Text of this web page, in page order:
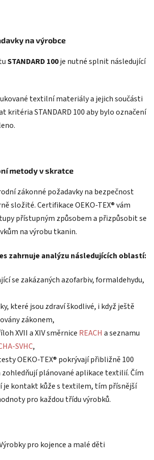
na výrobce
STANDARD 100je nutné splnit následující
textilní materiály a jejich součásti
kritéria STANDARD 100 aby bylo označení
metody v skratce
zákonné požadavky na bezpečnost
složité. Certifikace OEKO-TEX® vám
přístupným způsobem a přizpůsobit se
na výrobu tkanin.
zahrnuje analýzu následujících oblastí:
se zakázaných azofarbiv, formaldehydu,
které jsou zdraví škodlivé, i když ještě
zákonem,
XVII a XIV směrnice REACH a seznamu
SVHC,
OEKO-TEX® pokrývají přibližně 100
plánované aplikace textilií. Čím
je kontakt kůže s textilem, tím přísnější
pro každou třídu výrobků.
pro kojence a malé děti